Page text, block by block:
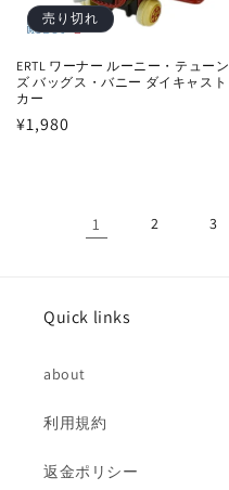
売り切れ
ERTL ワーナー ルーニー・テューン
ズ バッグス・バニー ダイキャスト
カー
通
¥1,980
1 2 3
Quick links
about
利用規約
返金ポリシー